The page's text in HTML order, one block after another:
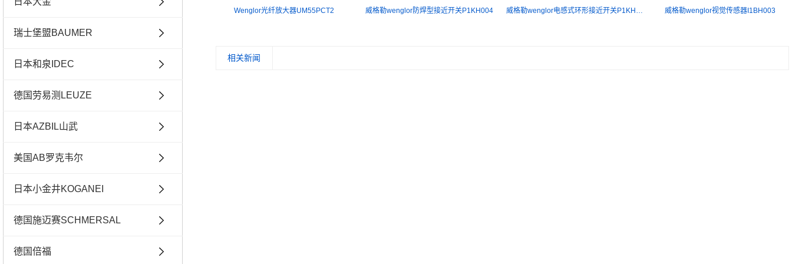
瑞士堡盟BAUMER
日本和泉IDEC
德国劳易测LEUZE
日本AZBIL山武
美国AB罗克韦尔
日本小金井KOGANEI
德国施迈赛SCHMERSAL
德国倍福
Wenglor光纤放大器UM55PCT2 威格勒wenglor防焊型接近开关P1KH004 威格勒wenglor电感式环形接近开关P1KH009 威格勒wenglor视觉传感器I1BH003
相关新闻